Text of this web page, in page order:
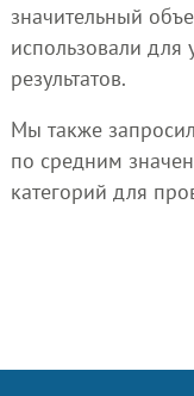
значительный
использовали для
результатов.
Мы также
по средним
категорий для